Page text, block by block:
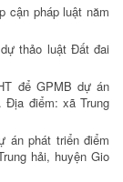
cận pháp luật năm
thảo luật Đất đai
để GPMB dự án
Địa điểm: xã Trung
án phát triển điểm
hải, huyện Gio